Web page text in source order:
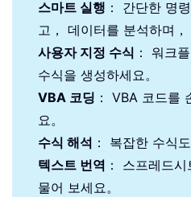
스마트 실행 ： 간단한 명
고， 데이터를 분석하며，
사용자 지정 수식 ： 워크
수식을 생성하세요。
VBA 코딩 ： VBA 코드를
요。
수식 해석 ： 복잡한 수식
텍스트 번역 ： 스프레드
물어 보세요。